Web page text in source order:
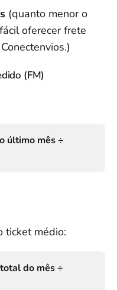
(quanto menor o
oferecer frete
(FM)
último mês ÷
ticket médio:
do mês ÷